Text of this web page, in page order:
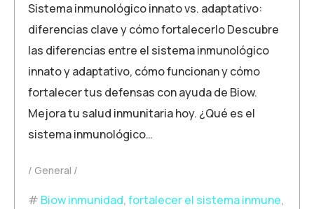
Sistema inmunológico innato vs. adaptativo:
diferencias clave y cómo fortalecerlo Descubre
las diferencias entre el sistema inmunológico
innato y adaptativo, cómo funcionan y cómo
fortalecer tus defensas con ayuda de Biow.
Mejora tu salud inmunitaria hoy. ¿Qué es el
sistema inmunológico…
General
Biow inmunidad,fortalecer el sistema inmune,